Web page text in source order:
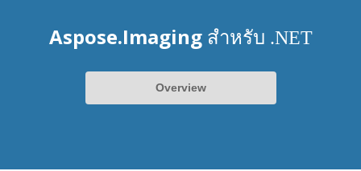
Aspose.Imaging สำหรับ .NET
Overview